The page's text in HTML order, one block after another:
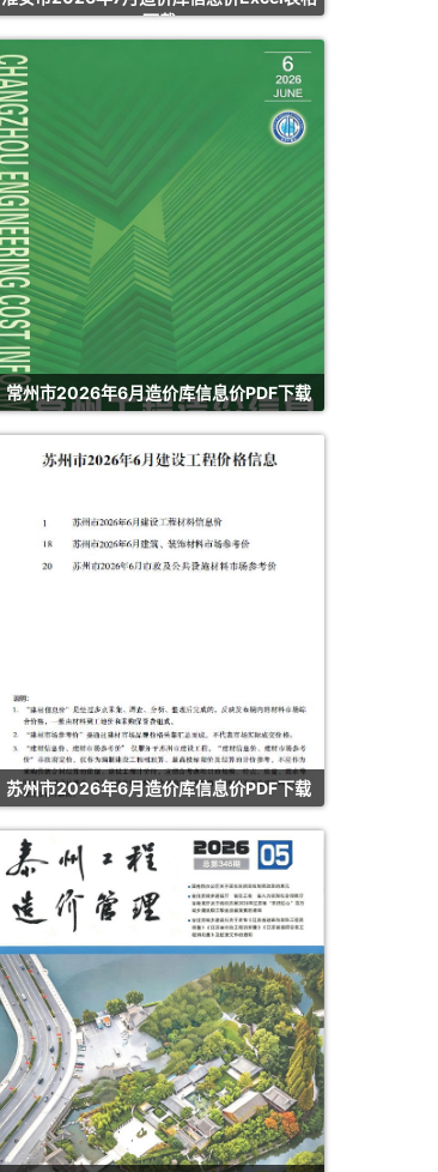
下载
常州市2026年6月造价库信息价PDF下载
苏州市2026年6月造价库信息价PDF下载